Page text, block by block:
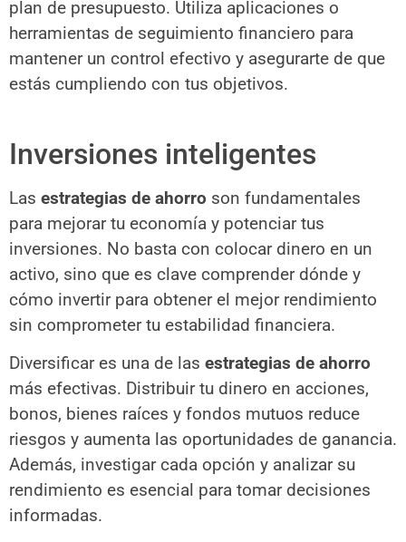
plan de presupuesto. Utiliza aplicaciones o
herramientas de seguimiento financiero para
mantener un control efectivo y asegurarte de que
estás cumpliendo con tus objetivos.
Inversiones inteligentes
Las estrategias de ahorro son fundamentales
para mejorar tu economía y potenciar tus
inversiones. No basta con colocar dinero en un
activo, sino que es clave comprender dónde y
cómo invertir para obtener el mejor rendimiento
sin comprometer tu estabilidad financiera.
Diversificar es una de las estrategias de ahorro
más efectivas. Distribuir tu dinero en acciones,
bonos, bienes raíces y fondos mutuos reduce
riesgos y aumenta las oportunidades de ganancia.
Además, investigar cada opción y analizar su
rendimiento es esencial para tomar decisiones
informadas.